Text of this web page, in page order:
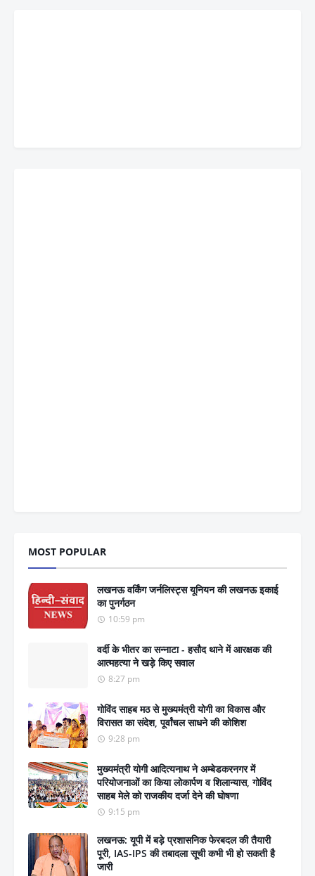
MOST POPULAR
लखनऊ वर्किंग जर्नलिस्ट्स यूनियन की लखनऊ इकाई
का पुनर्गठन
10:59 pm
वर्दी के भीतर का सन्नाटा - हसौद थाने में आरक्षक की
आत्महत्या ने खड़े किए सवाल
8:27 pm
गोविंद साहब मठ से मुख्यमंत्री योगी का विकास और
विरासत का संदेश, पूर्वांचल साधने की कोशिश
9:28 pm
मुख्यमंत्री योगी आदित्यनाथ ने अम्बेडकरनगर में
परियोजनाओं का किया लोकार्पण व शिलान्यास, गोविंद
साहब मेले को राजकीय दर्जा देने की घोषणा
9:15 pm
लखनऊ: यूपी में बड़े प्रशासनिक फेरबदल की तैयारी
पूरी, IAS-IPS की तबादला सूची कभी भी हो सकती है
जारी